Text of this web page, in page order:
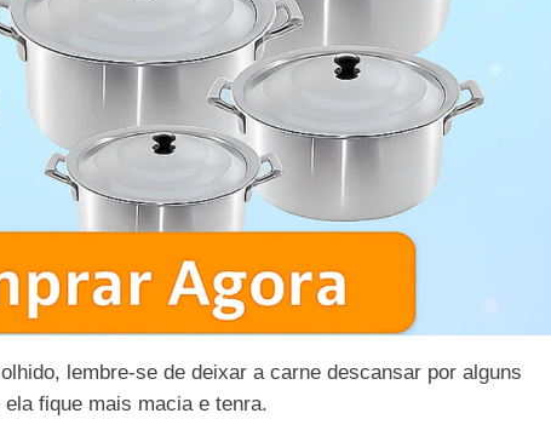
lembre-se de deixar a carne descansar por alguns
fique mais macia e tenra.